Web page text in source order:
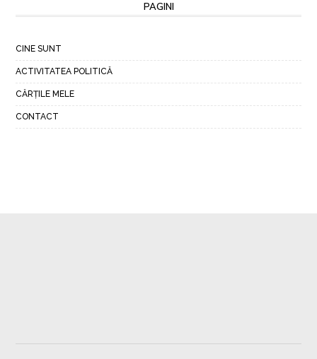
PAGINI
CINE SUNT
ACTIVITATEA POLITICĂ
CĂRȚILE MELE
CONTACT